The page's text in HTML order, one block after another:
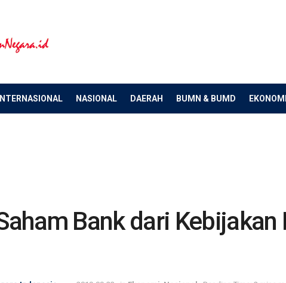
INTERNASIONAL NASIONAL DAERAH BUMN & BUMD EKONOMI
Bank dari Kebijakan